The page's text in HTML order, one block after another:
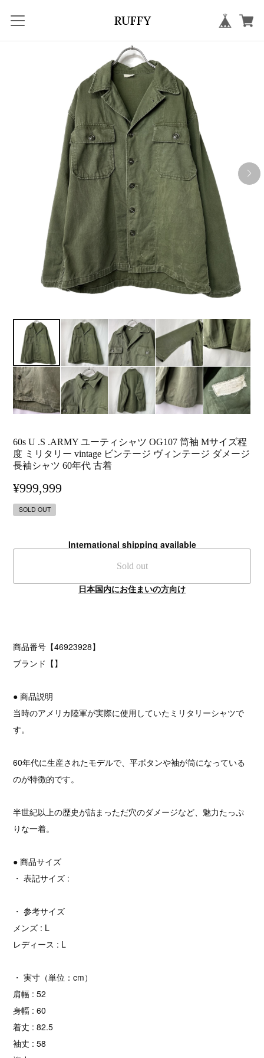
RUFFY
60s U .S .ARMY ユーティシャツ OG107 筒袖 Mサイズ程
度 ミリタリー vintage ビンテージ ヴィンテージ ダメージ
長袖シャツ 60年代 古着
¥999,999
SOLD OUT
International shipping available
Sold out
日本国内にお住まいの方向け
商品番号【46923928】
ブランド【】
● 商品説明
当時のアメリカ陸軍が実際に使用していたミリタリーシャツで
す。
60年代に生産されたモデルで、平ボタンや袖が筒になっている
のが特徴的です。
半世紀以上の歴史が詰まっただ穴のダメージなど、魅力たっぷ
りな一着。
● 商品サイズ
・ 表記サイズ :
・ 参考サイズ
メンズ : L
レディース : L
・ 実寸（単位：cm）
肩幅 : 52
身幅 : 60
着丈 : 82.5
袖丈 : 58